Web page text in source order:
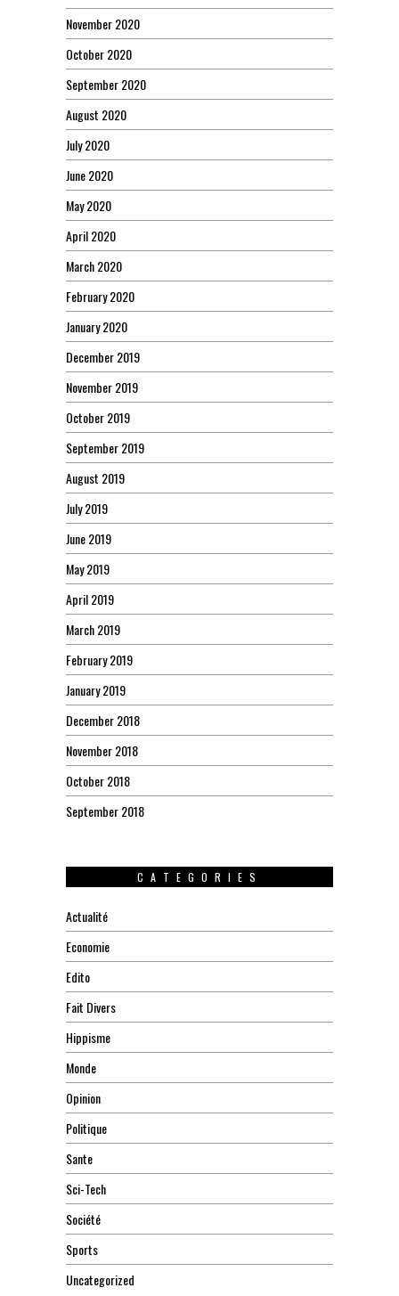
November 2020
October 2020
September 2020
August 2020
July 2020
June 2020
May 2020
April 2020
March 2020
February 2020
January 2020
December 2019
November 2019
October 2019
September 2019
August 2019
July 2019
June 2019
May 2019
April 2019
March 2019
February 2019
January 2019
December 2018
November 2018
October 2018
September 2018
CATEGORIES
Actualité
Economie
Edito
Fait Divers
Hippisme
Monde
Opinion
Politique
Sante
Sci-Tech
Société
Sports
Uncategorized